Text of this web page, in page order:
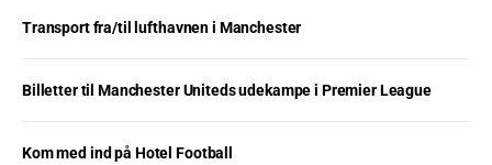
Transport fra/til lufthavnen i Manchester
Billetter til Manchester Uniteds udekampe i Premier League
Kom med ind på Hotel Football